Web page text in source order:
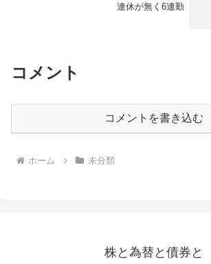
連休が無く6連勤
コメント
コメントを書き込む
ホーム 未分類
株と為替と債券と